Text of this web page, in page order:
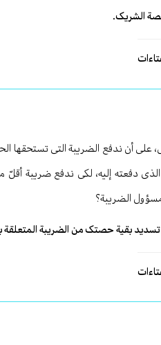
الشریک.
علی أن ندفع الضریبة التی تستحقها
دفعته إلیه، لکی ندفع ضریبة أقلّ
الضریبة؟
بقیة حصتک من الضریبة المتعلقة